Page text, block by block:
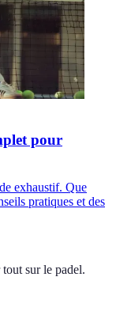
pour
exhaustif. Que
pratiques et des
tout sur le padel.